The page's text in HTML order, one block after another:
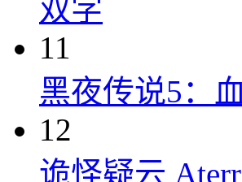
双字
11
黑夜传说5：
12
诡怪疑云